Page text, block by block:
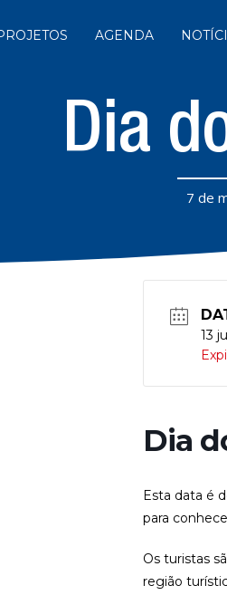
AGENDA
Dia
7 de
13
Dia
Esta data é
para
Os turistas
região